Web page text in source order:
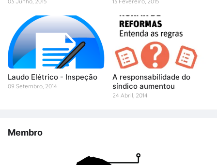
Laudo Elétrico - Inspeção
09 Setembro, 2014
A responsabilidade do
síndico aumentou
24 Abril, 2014
Membro